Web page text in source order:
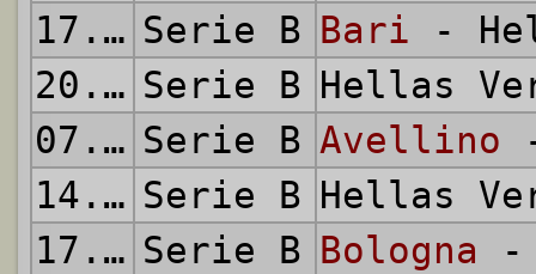
17.12.2005 Serie B Bari -
20.12.2005 Serie B Hellas
07.01.2006 Serie B Avellino
14.01.2006 Serie B Hellas
17.01.2006 Serie B Bologna -